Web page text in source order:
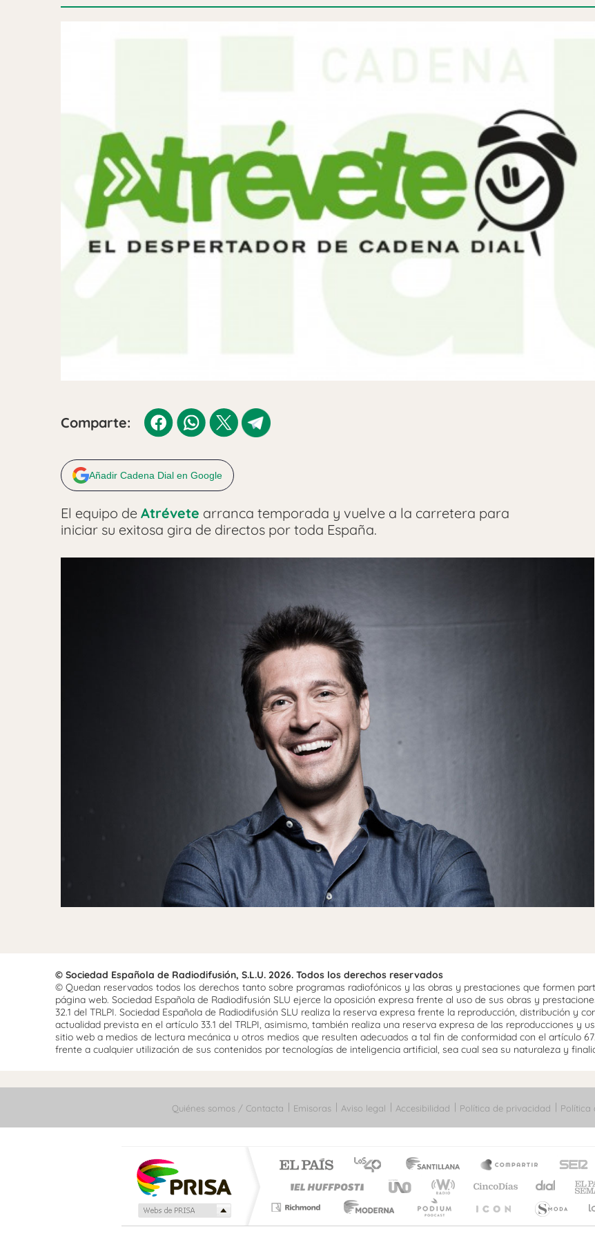
Comparte:
Añadir Cadena Dial en Google
El equipo de Atrévete arranca temporada y vuelve a la carretera para
iniciar su exitosa gira de directos por toda España.
© Sociedad Española de Radiodifusión, S.L.U. 2026. Todos los derechos reservados
© Quedan reservados todos los derechos tanto sobre programas radiofónicos y las obras y prestaciones que formen
página web. Sociedad Española de Radiodifusión SLU ejerce la oposición expresa frente al uso de sus obras y
32.1 del TRLPI. Sociedad Española de Radiodifusión SLU realiza la reserva expresa frente la reproducción, distribución y
actualidad prevista en el artículo 33.1 del TRLPI, asimismo, también realiza una reserva expresa de las reproducciones y
sitio web a medios de lectura mecánica u otros medios que resulten adecuados a tal fin de conformidad con el artículo
frente a cualquier utilización de sus contenidos por tecnologías de inteligencia artificial, sea cual sea su naturaleza y
Quiénes somos / Contacta Emisoras Aviso legal Accesibilidad Política de privacidad Política